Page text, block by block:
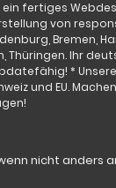
fertiges
von
Bremen,
Ihr
*
und EU.
nicht anders